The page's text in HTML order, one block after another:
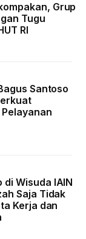
Grup
Tugu
RI
Santoso
Wisuda IAIN
Saja Tidak
Kerja dan